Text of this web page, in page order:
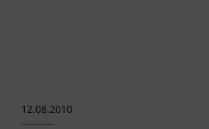
12.08.2010